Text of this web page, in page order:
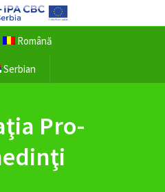
Română
Serbian
Pro-